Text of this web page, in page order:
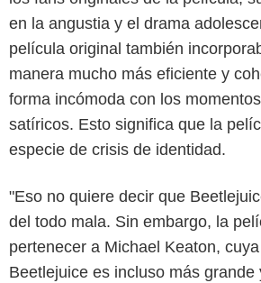
en la angustia y el drama
película original también
manera mucho más eficiente y
forma incómoda con los
satíricos. Esto significa que la
especie de crisis de identidad.
"Eso no quiere decir que
del todo mala. Sin embargo, la
pertenecer a Michael Keaton,
Beetlejuice es incluso más grande